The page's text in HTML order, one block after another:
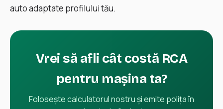
auto adaptate profilului tău.
Vrei să afli cât costă RCA
pentru mașina ta?
Folosește calculatorul nostru și emite polița în